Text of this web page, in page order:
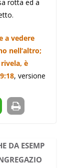
rotta ed a
a vedere
nell’altro;
è
, versione
DA ESEMP